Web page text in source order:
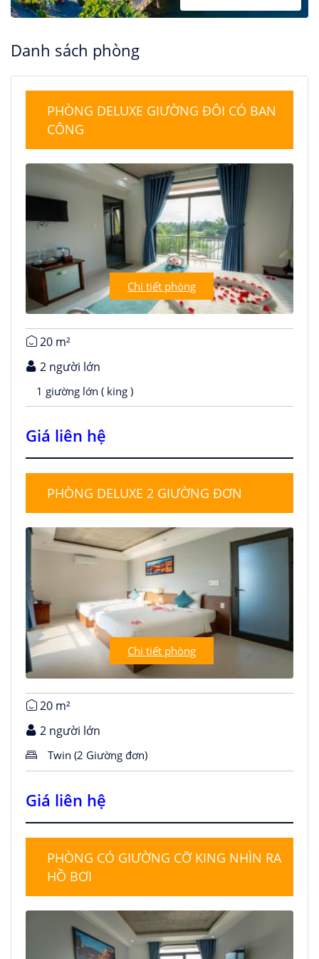
Danh sách phòng
PHÒNG DELUXE GIƯỜNG ĐÔI CÓ BAN
CÔNG
Chi tiết phòng
20 m²
2 người lớn
1 giường lớn ( king )
Giá liên hệ
PHÒNG DELUXE 2 GIƯỜNG ĐƠN
Chi tiết phòng
20 m²
2 người lớn
Twin (2 Giường đơn)
Giá liên hệ
PHÒNG CÓ GIƯỜNG CỠ KING NHÌN RA
HỒ BƠI